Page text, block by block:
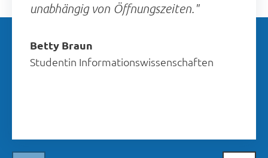
unabhängig von Öffnungszeiten."
Betty Braun
Studentin Informationswissenschaften